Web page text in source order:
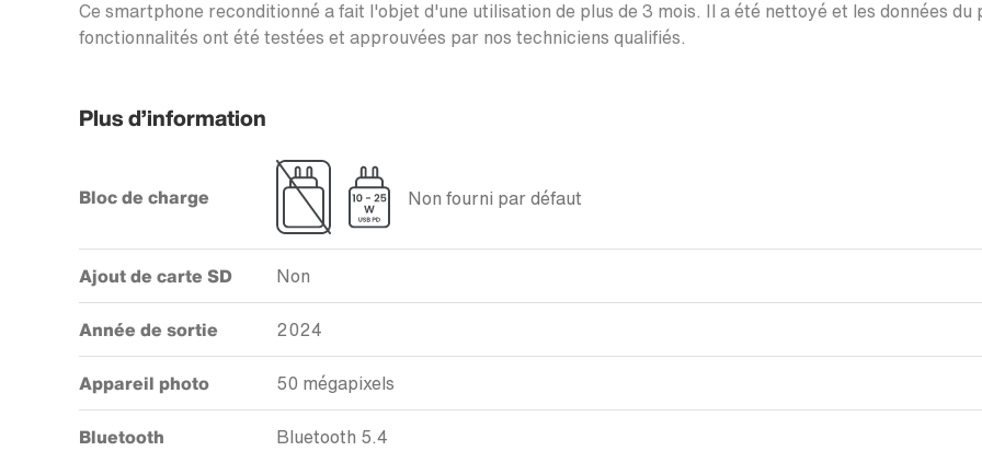
Ce smartphone reconditionné a fait l'objet d'une utilisation de plus de 3 mois. Il a été nettoyé et les données
fonctionnalités ont été testées et approuvées par nos techniciens qualifiés.
Plus d’information
Bloc de charge Non fourni par défaut
Ajout de carte SD Non
Année de sortie 2024
Appareil photo 50 mégapixels
Bluetooth Bluetooth 5.4